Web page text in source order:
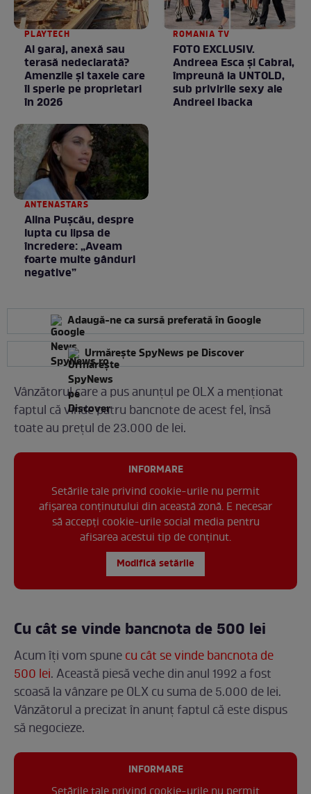
PLAYTECH
Ai garaj, anexă sau
terasă nedeclarată?
Amenzile și taxele care
îi sperie pe proprietari
în 2026
ROMANIA TV
FOTO EXCLUSIV.
Andreea Esca şi Cabral,
împreună la UNTOLD,
sub privirile sexy ale
Andreei Ibacka
ANTENASTARS
Alina Pușcău, despre
lupta cu lipsa de
încredere: „Aveam
foarte multe gânduri
negative”
Adaugă-ne ca sursă preferată în Google
Urmărește SpyNews pe Discover
Vânzătorul care a pus anunțul pe OLX a menționat
faptul că vinde patru bancnote de acest fel, însă
toate au prețul de 23.000 de lei.
INFORMARE
Setările tale privind cookie-urile nu permit
afișarea conținutului din această zonă. E necesar
să accepți cookie-urile social media pentru
afisarea acestui tip de conținut.
Modifică setările
Cu cât se vinde bancnota de 500 lei
Acum îți vom spunecu cât se vinde bancnota de
500 lei. Această piesă veche din anul 1992 a fost
scoasă la vânzare pe OLX cu suma de 5.000 de lei.
Vânzătorul a precizat în anunț faptul că este dispus
să negocieze.
INFORMARE